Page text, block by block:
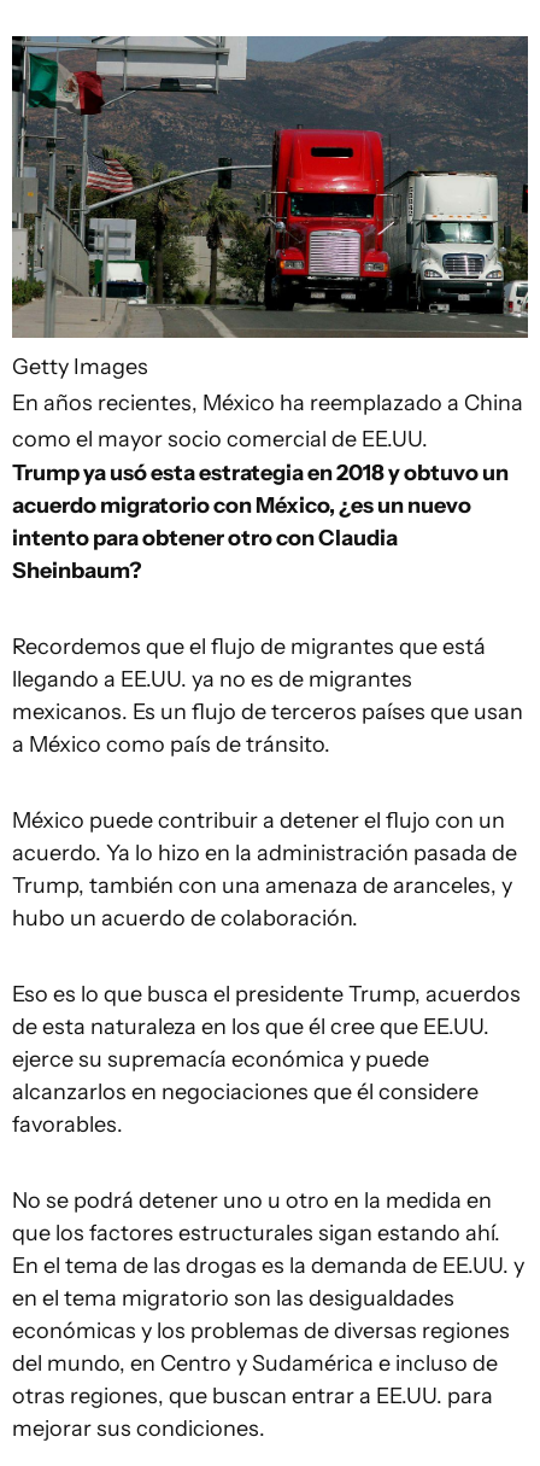
Getty Images
En años recientes, México ha reemplazado a China
como el mayor socio comercial de EE.UU.
Trump ya usó esta estrategia en 2018 y obtuvo un
acuerdo migratorio con México, ¿es un nuevo
intento para obtener otro con Claudia
Sheinbaum?
Recordemos que el flujo de migrantes que está
llegando a EE.UU. ya no es de migrantes
mexicanos. Es un flujo de terceros países que usan
a México como país de tránsito.
México puede contribuir a detener el flujo con un
acuerdo. Ya lo hizo en la administración pasada de
Trump, también con una amenaza de aranceles, y
hubo un acuerdo de colaboración.
Eso es lo que busca el presidente Trump, acuerdos
de esta naturaleza en los que él cree que EE.UU.
ejerce su supremacía económica y puede
alcanzarlos en negociaciones que él considere
favorables.
No se podrá detener uno u otro en la medida en
que los factores estructurales sigan estando ahí.
En el tema de las drogas es la demanda de EE.UU. y
en el tema migratorio son las desigualdades
económicas y los problemas de diversas regiones
del mundo, en Centro y Sudamérica e incluso de
otras regiones, que buscan entrar a EE.UU. para
mejorar sus condiciones.